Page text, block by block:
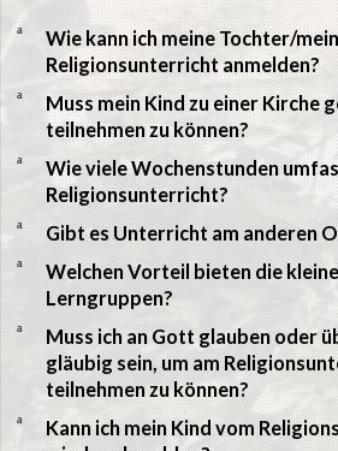
a
Wie kann ich meine Tochter/
Religionsunterricht anmelden?
a
Muss mein Kind zu einer Kirche
teilnehmen zu können?
a
Wie viele Wochenstunden
Religionsunterricht?
a Gibt es Unterricht am anderen
a
Welchen Vorteil bieten die
Lerngruppen?
a
Muss ich an Gott glauben oder
gläubig sein, um am
teilnehmen zu können?
a
Kann ich mein Kind vom